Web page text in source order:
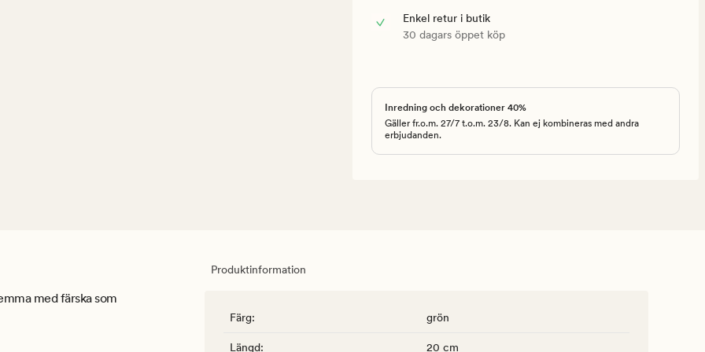
Enkel retur i butik
30 dagars öppet köp
Inredning och dekorationer 40%
Gäller fr.o.m. 27/7 t.o.m. 23/8. Kan ej kombineras med andra
erbjudanden.
med färska som
Produktinformation
Färg: grön
Längd: 20 cm